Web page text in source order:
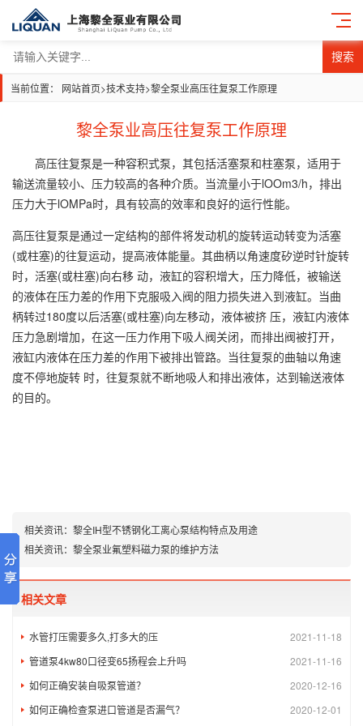
搜索
当前位置： 网站首页>技术支持>黎全泵业高压往复泵工作原理
黎全泵业高压往复泵工作原理
高压往复泵是一种容积式泵，其包括活塞泵和柱塞泵，适用于
输送流量较小、压力较高的各种介质。当流量小于lOOm3/h，排出
压力大于lOMPa时，具有较高的效率和良好的运行性能。
高压往复泵是通过一定结构的部件将发动机的旋转运动转变为活塞
(或柱塞)的往复运动，提高液体能量。其曲柄以角速度矽逆时针旋转
时，活塞(或柱塞)向右移 动，液缸的容积增大，压力降低，被输送
的液体在压力差的作用下克服吸入阀的阻力损失进入到液缸。当曲
柄转过180度以后活塞(或柱塞)向左移动，液体被挤 压，液缸内液体
压力急剧增加，在这一压力作用下吸人阀关闭，而排出阀被打开，
液缸内液体在压力差的作用下被排出管路。当往复泵的曲轴以角速
度不停地旋转 时，往复泵就不断地吸人和排出液体，达到输送液体
的目的。
相关资讯： 黎全IH型不锈钢化工离心泵结构特点及用途
相关资讯： 黎全泵业氟塑料磁力泵的维护方法
相关文章
2021-11-18
水管打压需要多久,打多大的压
2021-11-16
管道泵4kw80口径变65扬程会上升吗
2020-12-16
如何正确安装自吸泵管道？
2020-12-01
如何正确检查泵进口管道是否漏气？